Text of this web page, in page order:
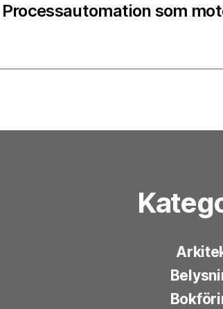
Processautomation som